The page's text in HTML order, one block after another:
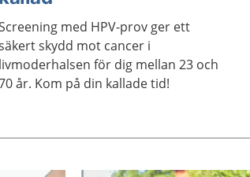
med HPV-prov ger ett
skydd mot cancer i
livmoderhalsen för dig mellan 23 och
år. Kom på din kallade tid!